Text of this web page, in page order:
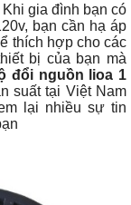
gia đình bạn có
bạn cần hạ áp
thích hợp cho các
bị của bạn mà
đổi nguồn lioa 1
suất tại Việt Nam
lại nhiều sự tin